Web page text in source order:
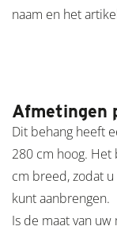
naam en het
Afmetingen
Dit behang heeft
280 cm hoog. Het
cm breed, zodat
kunt aanbrengen.
Is de maat van